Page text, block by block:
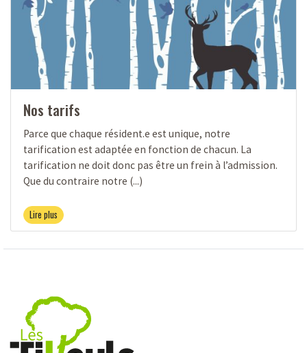
Nos tarifs
Parce que chaque résident.e est unique, notre
tarification est adaptée en fonction de chacun. La
tarification ne doit donc pas être un frein à l’admission.
Que du contraire notre (...)
Lire plus